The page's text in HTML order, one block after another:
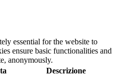
essential for the website to
ensure basic functionalities and
anonymously.
Descrizione